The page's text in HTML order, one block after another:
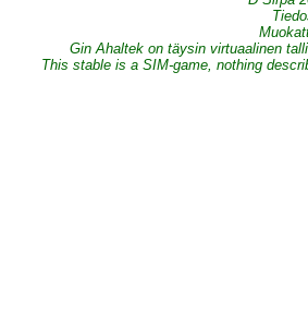
Gin Ahaltek on täysin virtuaalinen
This stable is a SIM-game, nothing